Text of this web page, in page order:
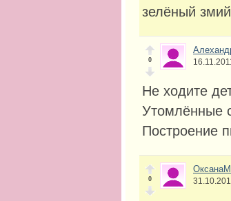
зелёный
0
Не ходите
Утомлённые
Построение
0
ОксанаМ